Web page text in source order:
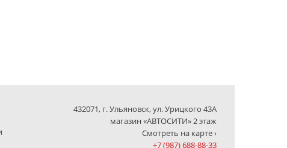
432071, г. Ульяновск, ул. Урицкого 43А
магазин «АВТОСИТИ» 2 этаж
Смотреть на карте ›
+7 (987) 688-88-33